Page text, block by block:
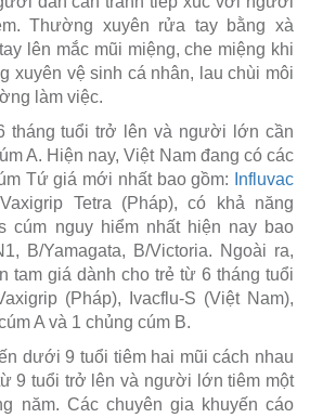
Thường xuyên rửa tay bằng xà
lên mắc mũi miệng, che miệng khi
xuyên vệ sinh cá nhân, lau chùi môi
làm việc.
tháng tuổi trở lên và người lớn cần
A. Hiện nay, Việt Nam đang có các
Tứ giá mới nhất bao gồm:
Influvac
Tetra (Pháp), có khả năng
cúm nguy hiểm nhất hiện nay bao
B/Yamagata, B/Victoria. Ngoài ra,
tam giá dành cho trẻ từ 6 tháng tuổi
(Pháp), Ivacflu-S (Việt Nam),
A và 1 chủng cúm B.
dưới 9 tuổi tiêm hai mũi cách nhau
9 tuổi trở lên và người lớn tiêm một
năm. Các chuyên gia khuyến cáo